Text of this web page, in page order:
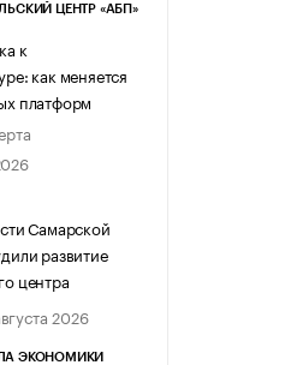
ЦЕНТР «АБП»
к
как меняется
платформ
Самарской
развитие
центра
2026
ЭКОНОМИКИ